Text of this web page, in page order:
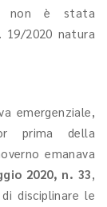
non è stata
19/2020 natura
emergenziale,
prima della
emanava
2020, n. 33,
disciplinare le